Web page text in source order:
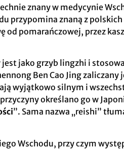
znany w medycynie
przypomina znaną z
od pomarańczowej, przez
jako grzyb lingzhi i
Ben Cao Jing zaliczany
wyjątkowo silnym i
określano go w
”. Sama nazwa „reishi”
Wschodu, przy czym